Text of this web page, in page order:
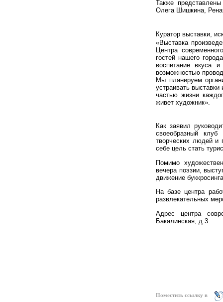
Также
Олега Шишкина,
Куратор выставки,
«Выставка
Центра
гостей нашего
воспитание вкуса
возможностью
Мы планируем
устраивать
частью жизни
живет художник».
Как заявил
своеобразный
творческих людей и
себе цель стать
Помимо
вечера поэзии,
движение
На базе центра
развлекательных
Адрес центра
Бакалинская, д.3.
Поместить ссылку в